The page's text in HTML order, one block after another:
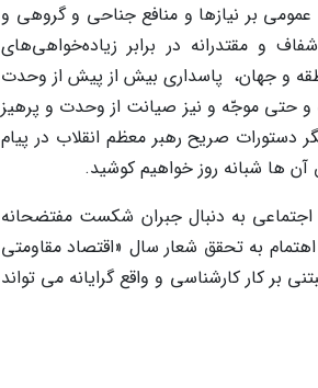
بر نیازها و منافع جناحی و گروهی و
و مقتدرانه در برابر زیاده‌خواهی‌های
و جهان، پاسداری بیش از پیش از وحدت
و حتی موجّه و نیز صیانت از وحدت و پرهیز
دستورات صریح رهبر معظم انقلاب در پیام
ها شبانه روز خواهیم کوشید.
به دنبال جبران شکست مفتضحانه
به تحقق شعار سال «اقتصاد مقاومتی
بر کار کارشناسی و واقع گرایانه می تواند